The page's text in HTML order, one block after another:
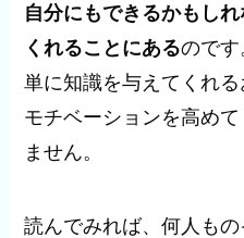
自分にもできるかもし
くれることにあるのです
単に知識を与えてくれる
モチベーションを高め
ません。
読んでみれば、何人も